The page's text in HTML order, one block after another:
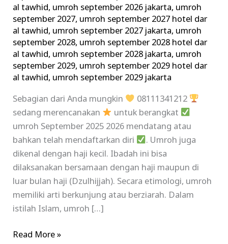
al tawhid, umroh september 2026 jakarta, umroh
september 2027, umroh september 2027 hotel dar
al tawhid, umroh september 2027 jakarta, umroh
september 2028, umroh september 2028 hotel dar
al tawhid, umroh september 2028 jakarta, umroh
september 2029, umroh september 2029 hotel dar
al tawhid, umroh september 2029 jakarta
Sebagian dari Anda mungkin
08111341212
sedang merencanakan
untuk berangkat
umroh September 2025 2026 mendatang atau
bahkan telah mendaftarkan diri
. Umroh juga
dikenal dengan haji kecil. Ibadah ini bisa
dilaksanakan bersamaan dengan haji maupun di
luar bulan haji (Dzulhijjah). Secara etimologi, umroh
memiliki arti berkunjung atau berziarah. Dalam
istilah Islam, umroh […]
Read More »